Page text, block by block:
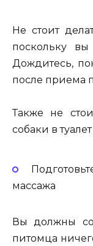
Не стоит
поскольку
Дождитесь,
после приема
Также не
собаки в
массажа
Вы должны
питомца